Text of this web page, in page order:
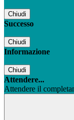
Chiudi
Successo
Chiudi
Informazione
Chiudi
Attendere...
Attendere il